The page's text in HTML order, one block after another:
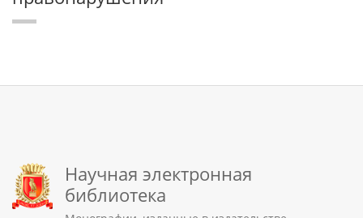
Научная электронная
библиотека